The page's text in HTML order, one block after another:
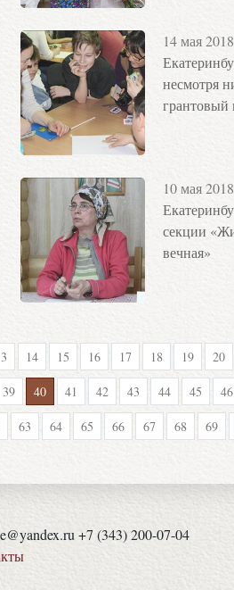
14 мая 2018
несмотря
грантовый
10 мая 2018
секции
вечная»
14 15 16 17 18 19 20
39 40 41 42 43 44 45 46
63 64 65 66 67 68 69
+7 (343) 200-07-04